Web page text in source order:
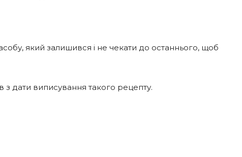
який залишився і не чекати до останнього, щоб
з дати виписування такого рецепту.